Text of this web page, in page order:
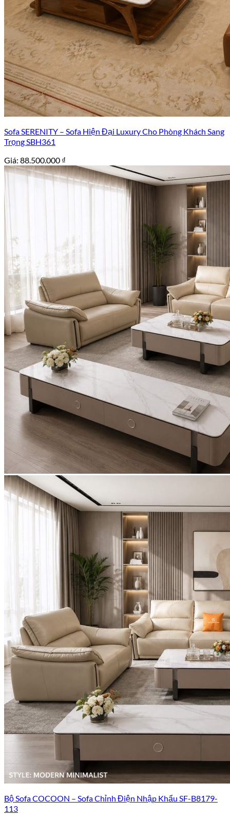
Sofa SERENITY – Sofa Hiện Đại Luxury Cho Phòng Khách Sang
Trọng SBH361
Giá: 88.500.000 ₫
Bộ Sofa COCOON – Sofa Chỉnh Điện Nhập Khẩu SF-B8179-
113